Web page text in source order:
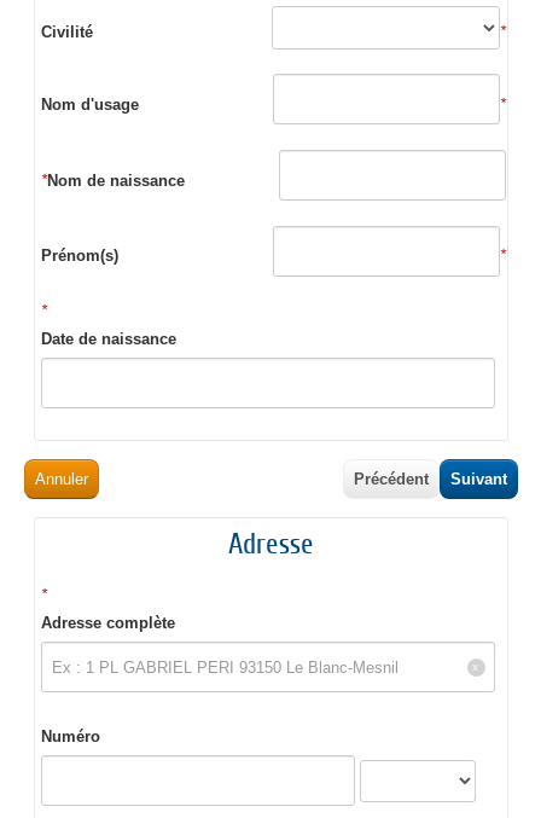
Civilité *
Nom d'usage *
*Nom de naissance
Prénom(s) *
*
Date de naissance
Annuler Suivant
Précédent
Adresse
*
Adresse complète
Numéro